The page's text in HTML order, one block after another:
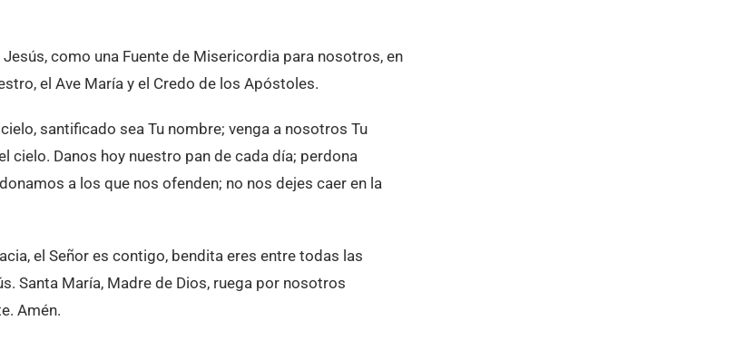
como una Fuente de Misericordia para nosotros, en
el Ave María y el Credo de los Apóstoles.
santificado sea Tu nombre; venga a nosotros Tu
cielo. Danos hoy nuestro pan de cada día; perdona
a los que nos ofenden; no nos dejes caer en la
el Señor es contigo, bendita eres entre todas las
Santa María, Madre de Dios, ruega por nosotros
Amén.